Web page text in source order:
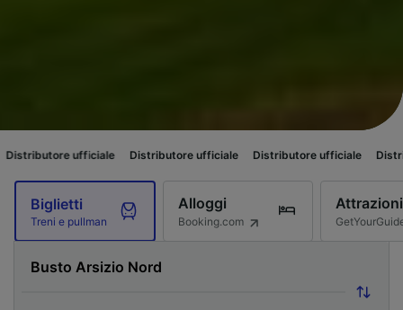
ufficiale Distributore ufficiale Distributore ufficiale Distributore
Biglietti
Treni e pullman
Alloggi
Booking.com
Attrazioni